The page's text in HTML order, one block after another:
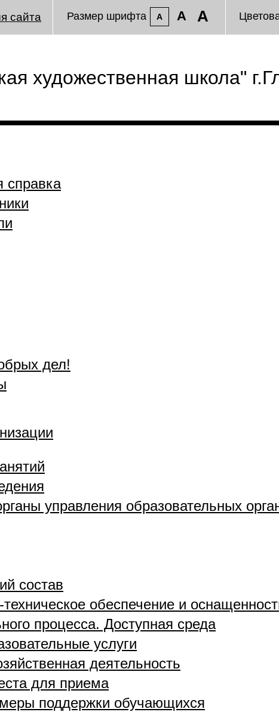
сайта Размер шрифта A A A
художественная школа"
справка
дел!
управления образовательных
состав
обеспечение и
процесса. Доступная среда
услуги
деятельность
для приема
поддержки обучающихся